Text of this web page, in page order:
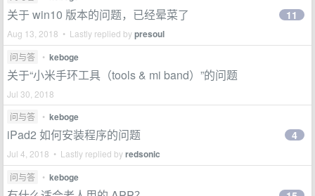
关于 win10 版本的问题，已经晕菜了
Aug 13, 2018 • Lastly replied bypresoul
11
问与答 • keboge
关于“小米手环工具（tools & mi band）”的问题
Jul 30, 2018
问与答
• keboge
iPad2 如何安装程序的问题
Jul 4, 2018 • Lastly replied byredsonic
4
问与答 • keboge